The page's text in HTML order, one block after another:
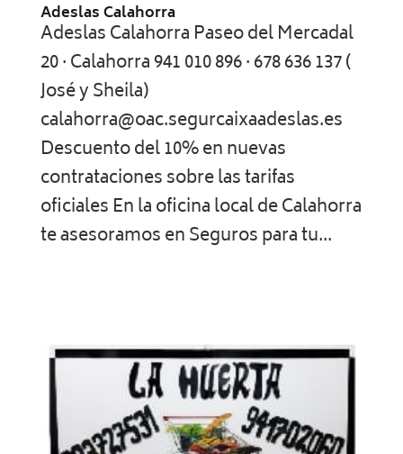
Adeslas Calahorra
Adeslas Calahorra Paseo del Mercadal
20 · Calahorra 941 010 896 · 678 636 137 (
José y Sheila)
calahorra@oac.segurcaixaadeslas.es
Descuento del 10% en nuevas
contrataciones sobre las tarifas
oficiales En la oficina local de Calahorra
te asesoramos en Seguros para tu...